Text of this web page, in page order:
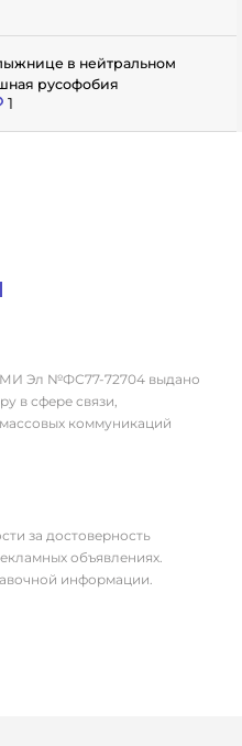
в нейтральном
русофобия
1
Эл №ФС77-72704 выдано
в сфере связи,
коммуникаций
за достоверность
объявлениях.
информации.